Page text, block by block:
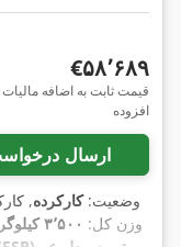
‎€۵۸٬۶۸۹
قیمت ثابت به اضافه
افزوده
ارسال
وضعیت:کارکرده,
وزن کل: ۳٬۵۰۰ کیلوگرم